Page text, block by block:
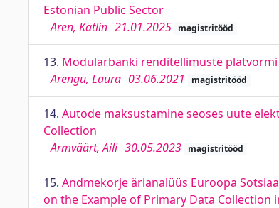
Estonian Public Sector
Aren, Kätlin 21.01.2025 magistritööd
13. Modularbanki renditellimuste
Arengu, Laura 03.06.2021 magistritööd
14. Autode maksustamine seoses uute
Collection
Armväärt, Aili 30.05.2023 magistritööd
15. Andmekorje ärianalüüs Euroopa
on the Example of Primary Data Collection